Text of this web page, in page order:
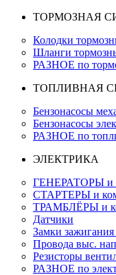
ТОРМОЗНАЯ
Колодки
Шланги
РАЗНОЕ по
ТОПЛИВНАЯ
Бензонасосы
Бензонасосы
РАЗНОЕ по
ЭЛЕКТРИКА
ГЕНЕРАТОРЫ и
СТАРТЕРЫ и
ТРАМБЛЁРЫ и
Датчики
Замки
Провода выс.
Резисторы
РАЗНОЕ по